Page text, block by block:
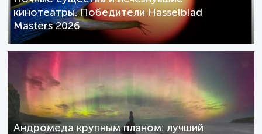
кинотеатры. Победители Hasselblad
Masters 2026
Андромеда крупным планом: лучший